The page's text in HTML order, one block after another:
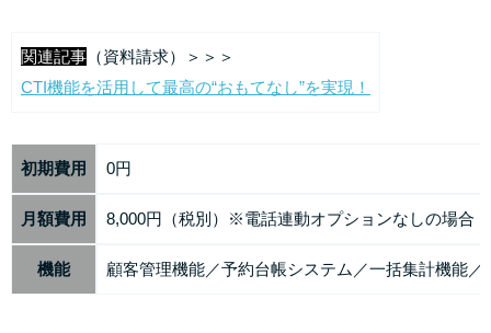
関連記事 （資料請求）＞＞＞
CTI機能を活用して最高の“おもてなし”を実現！
初期費用
月額費用
機能
0円
8,000円（税別）※電話連動オプションなしの場合
顧客管理機能／予約台帳システム／一括集計機能